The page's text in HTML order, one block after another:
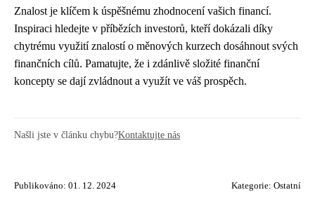
Znalost je klíčem k úspěšnému zhodnocení vašich financí.
Inspiraci hledejte v příbězích investorů, kteří dokázali díky
chytrému využití znalostí o měnových kurzech dosáhnout svých
finančních cílů. Pamatujte, že i zdánlivě složité finanční
koncepty se dají zvládnout a využít ve váš prospěch.
Našli jste v článku chybu?Kontaktujte nás
Publikováno: 01. 12. 2024 Kategorie: Ostatní